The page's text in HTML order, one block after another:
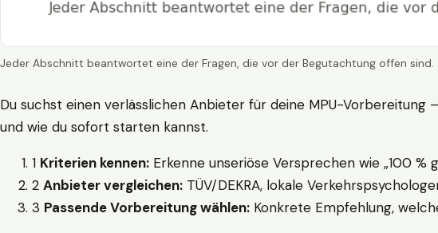
Jeder Abschnitt beantwortet eine der Fragen, die vor der Begutachtung offen sind.
Du suchst einen verlässlichen Anbieter für deine MPU-
und wie du sofort starten kannst.
1 Kriterien kennen: Erkenne unseriöse Versprechen wie „100
2 Anbieter vergleichen: TÜV/DEKRA, lokale
3 Passende Vorbereitung wählen: Konkrete Empfehlung,